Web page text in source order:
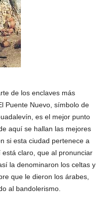
de los enclaves más
Puente Nuevo, símbolo de
es el mejor punto
aquí se hallan las mejores
si esta ciudad pertenece a
claro, que al pronunciar
la denominaron los celtas y
que le dieron los árabes,
al bandolerismo.